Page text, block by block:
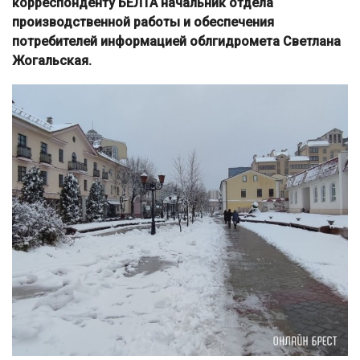
производственной работы и обеспечения
потребителей информацией облгидромета Светлана
Жогальская.